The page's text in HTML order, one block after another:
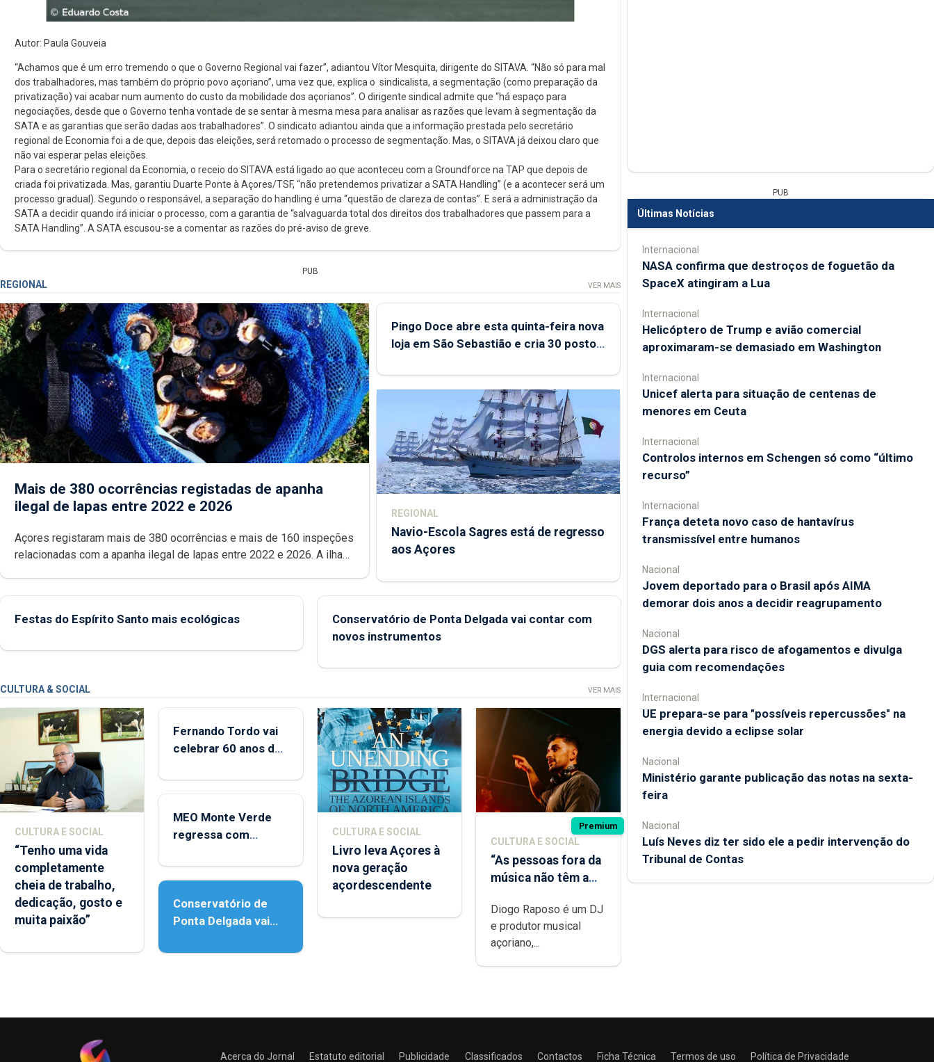
Autor: Paula Gouveia
“Achamos que é um erro tremendo o que o Governo Regional vai fazer”, adiantou Vítor Mesquita, dirigente do SITAVA. “Não só para mal
dos trabalhadores, mas também do próprio povo açoriano”, uma vez que, explica o sindicalista, a segmentação (como preparação da
privatização) vai acabar num aumento do custo da mobilidade dos açorianos”. O dirigente sindical admite que “há espaço para
negociações, desde que o Governo tenha vontade de se sentar à mesma mesa para analisar as razões que levam à segmentação da
SATA e as garantias que serão dadas aos trabalhadores”. O sindicato adiantou ainda que a informação prestada pelo secretário
regional de Economia foi a de que, depois das eleições, será retomado o processo de segmentação. Mas, o SITAVA já deixou claro que
não vai esperar pelas eleições.
Para o secretário regional da Economia, o receio do SITAVA está ligado ao que aconteceu com a Groundforce na TAP que depois de
criada foi privatizada. Mas, garantiu Duarte Ponte à Açores/TSF, “não pretendemos privatizar a SATA Handling” (e a acontecer será um
processo gradual). Segundo o responsável, a separação do handling é uma “questão de clareza de contas”. E será a administração da
SATA a decidir quando irá iniciar o processo, com a garantia de “salvaguarda total dos direitos dos trabalhadores que passem para a
SATA Handling”. A SATA escusou-se a comentar as razões do pré-aviso de greve.
PUB
REGIONAL VER MAIS
Mais de 380 ocorrências registadas de apanha
ilegal de lapas entre 2022 e 2026
Açores registaram mais de 380 ocorrências e mais de 160 inspeções
relacionadas com a apanha ilegal de lapas entre 2022 e 2026. A ilha
Pingo Doce abre esta quinta-feira nova
loja em São Sebastião e cria 30 postos
REGIONAL
Navio-Escola Sagres está de regresso
aos Açores
Festas do Espírito Santo mais ecológicas
Conservatório de Ponta Delgada vai contar com
novos instrumentos
CULTURA & SOCIAL VER MAIS
CULTURA E SOCIAL
“Tenho uma vida
completamente
cheia de trabalho,
dedicação, gosto e
muita paixão”
Fernando Tordo vai
celebrar 60 anos de
Micaelense
MEO Monte Verde
regressa com
acessibilidade
Conservatório de
Ponta Delgada vai
instrumentos
CULTURA E SOCIAL
Livro leva Açores à
nova geração
açordescendente
Premium
CULTURA E SOCIAL
“As pessoas fora da
música não têm a
difícil é produzir
uma música”
Diogo Raposo é um DJ
e produtor musical
açoriano,...
PUB
Últimas Notícias
Internacional
NASA confirma que destroços de foguetão da
SpaceX atingiram a Lua
Internacional
Helicóptero de Trump e avião comercial
aproximaram-se demasiado em Washington
Internacional
Unicef alerta para situação de centenas de
menores em Ceuta
Internacional
Controlos internos em Schengen só como “último
recurso”
Internacional
França deteta novo caso de hantavírus
transmissível entre humanos
Nacional
Jovem deportado para o Brasil após AIMA
demorar dois anos a decidir reagrupamento
Nacional
DGS alerta para risco de afogamentos e divulga
guia com recomendações
Internacional
UE prepara-se para "possíveis repercussões" na
energia devido a eclipse solar
Nacional
Ministério garante publicação das notas na sexta-
feira
Nacional
Luís Neves diz ter sido ele a pedir intervenção do
Tribunal de Contas
Acerca do Jornal Estatuto editorial Publicidade Classificados Contactos Ficha Técnica Termos de uso Política de Privacidade